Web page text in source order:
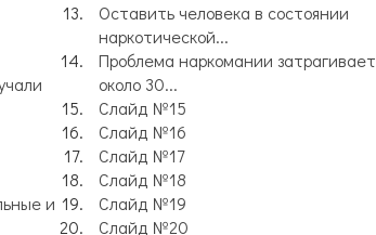
и
Оставить человека в состоянии
наркотической...
Проблема наркомании затрагивает
около 30...
Слайд №15
Слайд №16
Слайд №17
Слайд №18
Слайд №19
Слайд №20